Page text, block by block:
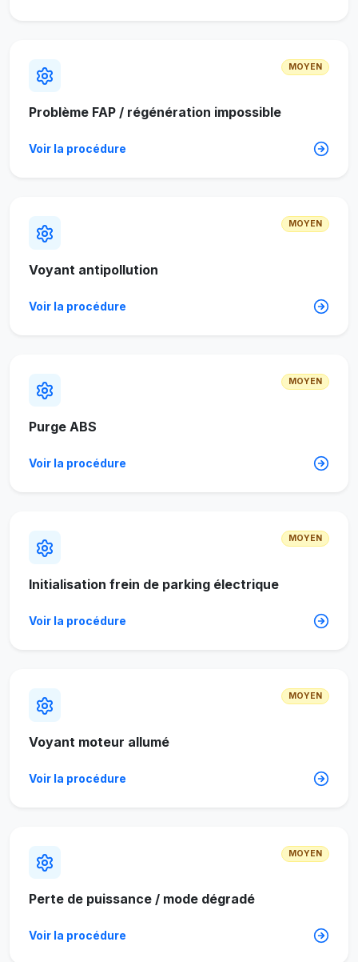
MOYEN
Problème FAP / régénération impossible
Voir la procédure
MOYEN
Voyant antipollution
Voir la procédure
MOYEN
Purge ABS
Voir la procédure
MOYEN
Initialisation frein de parking électrique
Voir la procédure
MOYEN
Voyant moteur allumé
Voir la procédure
MOYEN
Perte de puissance / mode dégradé
Voir la procédure